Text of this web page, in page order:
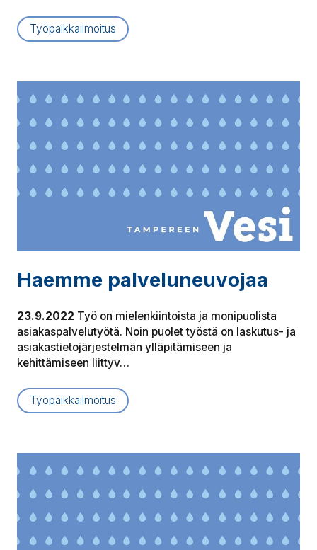
Työpaikkailmoitus
Haemme pal­ve­lu­neu­vo­jaa
23.9.2022 Työ on mielenkiintoista ja monipuolista
asiakaspalvelutyötä. Noin puolet työstä on laskutus- ja
asiakastietojärjestelmän ylläpitämiseen ja
kehittämiseen liittyv…
Työpaikkailmoitus